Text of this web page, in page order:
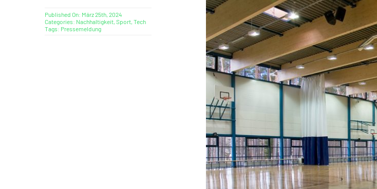
Published On: März 25th, 2024
Categories: Nachhaltigkeit, Sport, Tech
Tags: Pressemeldung